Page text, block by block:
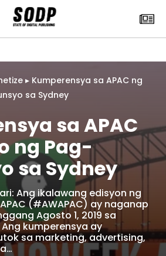
▸ Kumperensya sa APAC ng
sa Sydney
sa APAC
ng Pag-
sa Sydney
Ang ikalawang edisyon ng
(#AWAPAC) ay naganap
Agosto 1, 2019 sa
kumperensya ay
sa marketing, advertising,